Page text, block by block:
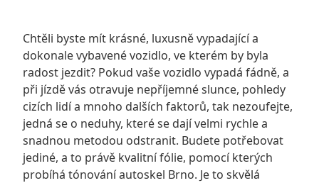
Chtěli byste mít krásné, luxusně vypadající a
dokonale vybavené vozidlo, ve kterém by byla
radost jezdit? Pokud vaše vozidlo vypadá fádně, a
při jízdě vás otravuje nepříjemné slunce, pohledy
cizích lidí a mnoho dalších faktorů, tak nezoufejte,
jedná se o neduhy, které se dají velmi rychle a
snadnou metodou odstranit. Budete potřebovat
jediné, a to právě kvalitní fólie, pomocí kterých
probíhá tónování autoskel Brno. Je to skvělá